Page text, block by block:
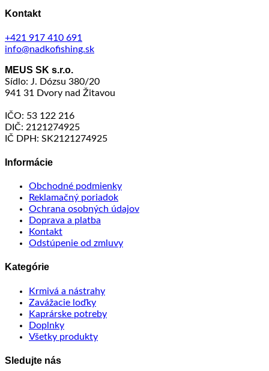
Kontakt
+421 917 410 691
info@nadkofishing.sk
MEUS SK s.r.o.
Sídlo: J. Dózsu 380/20
941 31 Dvory nad Žitavou
IČO: 53 122 216
DIČ: 2121274925
IČ DPH: SK2121274925
Informácie
Obchodné podmienky
Reklamačný poriadok
Ochrana osobných údajov
Doprava a platba
Kontakt
Odstúpenie od zmluvy
Kategórie
Krmivá a nástrahy
Zavážacie loďky
Kaprárske potreby
Doplnky
Všetky produkty
Sledujte nás